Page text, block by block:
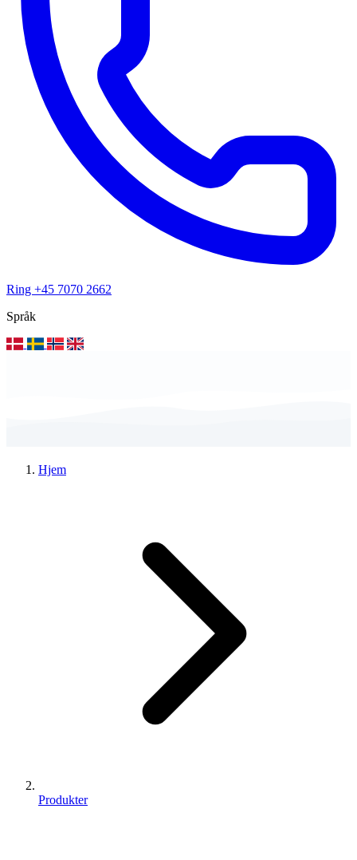
Ring +45 7070 2662
Språk
Hjem
Produkter